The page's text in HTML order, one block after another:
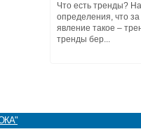
Что есть тренды?
определения, что за
явление такое –
тренды бер...